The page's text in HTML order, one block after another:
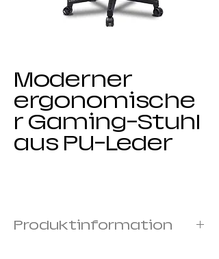
Moderner
ergonomische
r Gaming-Stuhl
aus PU-Leder
Produktinformation